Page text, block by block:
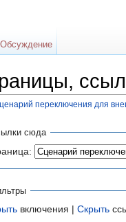
переключения для
сюда
включения | Скрыть
Обсуждение